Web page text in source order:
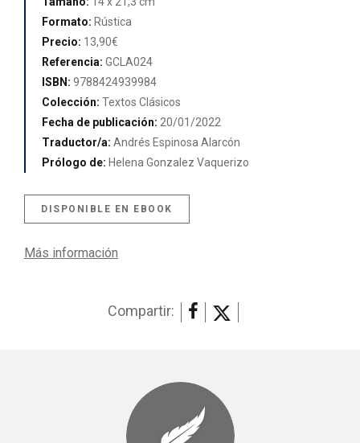
Formato: Rústica
Precio: 13,90€
Referencia: GCLA024
ISBN: 9788424939984
Colección: Textos Clásicos
Fecha de publicación: 20/01/2022
Traductor/a: Andrés Espinosa Alarcón
Prólogo de: Helena Gonzalez Vaquerizo
DISPONIBLE EN EBOOK
Más información
Compartir: